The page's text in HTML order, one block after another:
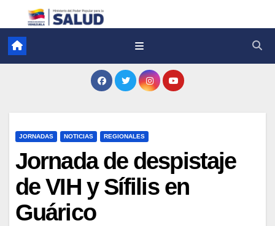
JORNADAS NOTICIAS REGIONALES
Jornada de despistaje
de VIH y Sífilis en
Guárico